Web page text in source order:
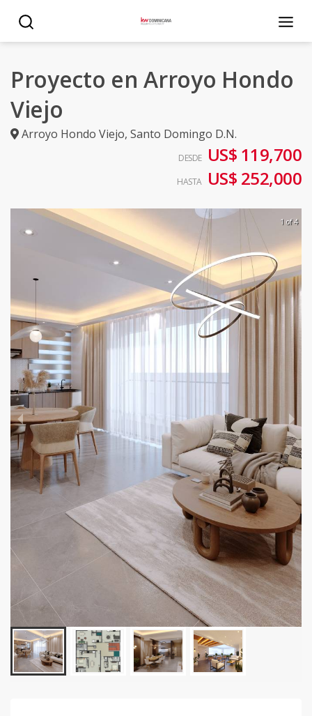
Proyecto en Arroyo Hondo
Viejo
Arroyo Hondo Viejo, Santo Domingo D.N.
DESDE US$ 119,700
HASTA US$ 252,000
1 of 4